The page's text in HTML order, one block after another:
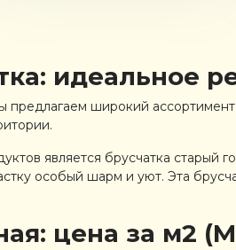
идеальное
широкий
является брусчатка старый
особый шарм и уют. Эта
цена за м2